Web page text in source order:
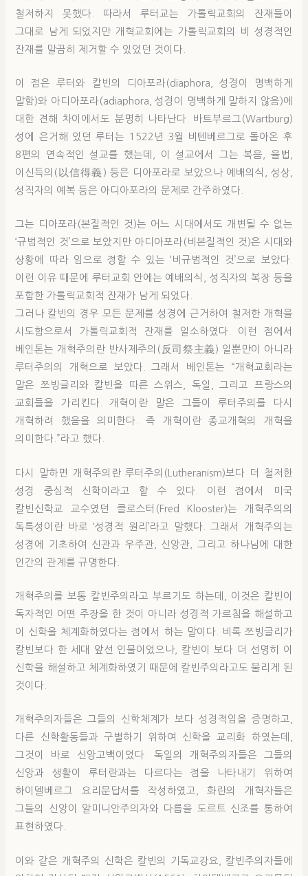
철저하지 못했다. 따라서 루터교는 가톨릭교회의 잔재들이
그대로 남게 되었지만 개혁교회에는 가톨릭교회의 비 성경적인
잔재를 말끔히 제거할 수 있었던 것이다.
이 점은 루터와 칼빈의 디아포라(diaphora, 성경이 명백하게
말함)와 아디아포라(adiaphora, 성경이 명백하게 말하지 않음)에
대한 견해 차이에서도 분명히 나타난다. 바트부르그(Wartburg)
성에 은거해 있던 루터는 1522년 3월 비텐베르그로 돌아온 후
8편의 연속적인 설교를 했는데, 이 설교에서 그는 복음, 율법,
이신득의(以信得義) 등은 디아포라로 보았으나 예배의식, 성상,
성직자의 예복 등은 아디아포라의 문제로 간주하였다.
그는 디아포라(본질적인 것)는 어느 시대에서도 개변될 수 없는
‘규범적인 것’으로 보았지만 아디아포라(비본질적인 것)은 시대와
상황에 따라 임으로 정할 수 있는 ‘비규범적인 것’으로 보았다.
이런 이유 때문에 루터교회 안에는 예배의식, 성직자의 복장 등을
포함한 가톨릭교회적 잔재가 남게 되었다.
그러나 칼빈의 경우 모든 문제를 성경에 근거하여 철저한 개혁을
시도함으로서 가톨릭교회적 잔재를 일소하였다. 이런 점에서
베인톤는 개혁주의란 반사제주의(反司祭主義) 일뿐만이 아니라
루터주의의 개혁으로 보았다. 그래서 베인톤는 “개혁교회라는
말은 쯔빙글리와 칼빈을 따른 스위스, 독일, 그리고 프랑스의
교회들을 가리킨다. 개혁이란 말은 그들이 루터주의를 다시
개혁하려 했음을 의미한다. 즉 개혁이란 종교개혁의 개혁을
의미한다.”라고 했다.
다시 말하면 개혁주의란 루터주의(Lutheranism)보다 더 철저한
성경 중심적 신학이라고 할 수 있다. 이런 점에서 미국
칼빈신학교 교수였던 클로스터(Fred Klooster)는 개혁주의의
독특성이란 바로 ‘성경적 원리’라고 말했다. 그래서 개혁주의는
성경에 기초하여 신관과 우주관, 신앙관, 그리고 하나님에 대한
인간의 관계를 규명한다.
개혁주의를 보통 칼빈주의라고 부르기도 하는데, 이것은 칼빈이
독자적인 어떤 주장을 한 것이 아니라 성경적 가르침을 해설하고
이 신학을 체계화하였다는 점에서 하는 말이다. 비록 쯔빙글리가
칼빈보다 한 세대 앞선 인물이었으나, 칼빈이 보다 더 선명히 이
신학을 해설하고 체계화하였기 때문에 칼빈주의라고도 불리게 된
것이다.
개혁주의자들은 그들의 신학체계가 보다 성경적임을 증명하고,
다른 신학활동들과 구별하기 위하여 신학을 교리화 하였는데,
그것이 바로 신앙고백이었다. 독일의 개혁주의자들은 그들의
신앙과 생활이 루터란과는 다르다는 점을 나타내기 위하여
하이델베르그 요리문답서를 작성하였고, 화란의 개혁자들은
그들의 신앙이 알미니안주의자와 다름을 도르트 신조를 통하여
표현하였다.
이와 같은 개혁주의 신학은 칼빈의 기독교강요, 칼빈주의자들에